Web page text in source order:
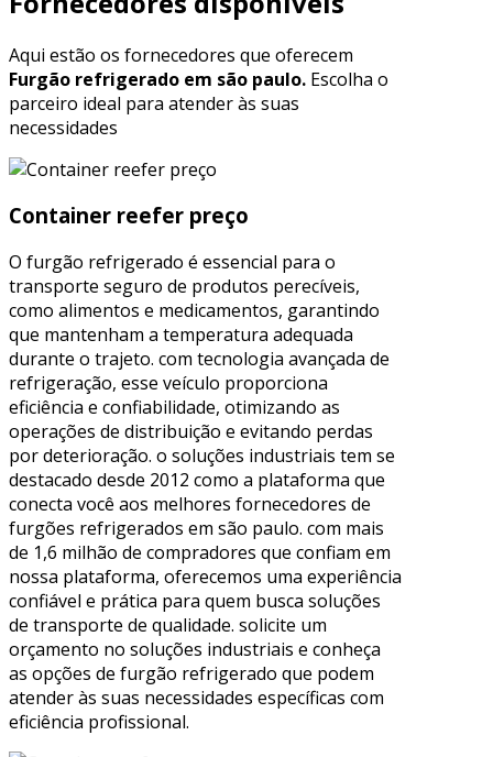
Aqui estão os fornecedores que oferecem
Furgão refrigerado em são paulo. Escolha o
parceiro ideal para atender às suas
necessidades
Container reefer preço
O furgão refrigerado é essencial para o
transporte seguro de produtos perecíveis,
como alimentos e medicamentos, garantindo
que mantenham a temperatura adequada
durante o trajeto. com tecnologia avançada de
refrigeração, esse veículo proporciona
eficiência e confiabilidade, otimizando as
operações de distribuição e evitando perdas
por deterioração. o soluções industriais tem se
destacado desde 2012 como a plataforma que
conecta você aos melhores fornecedores de
furgões refrigerados em são paulo. com mais
de 1,6 milhão de compradores que confiam em
nossa plataforma, oferecemos uma experiência
confiável e prática para quem busca soluções
de transporte de qualidade. solicite um
orçamento no soluções industriais e conheça
as opções de furgão refrigerado que podem
atender às suas necessidades específicas com
eficiência profissional.